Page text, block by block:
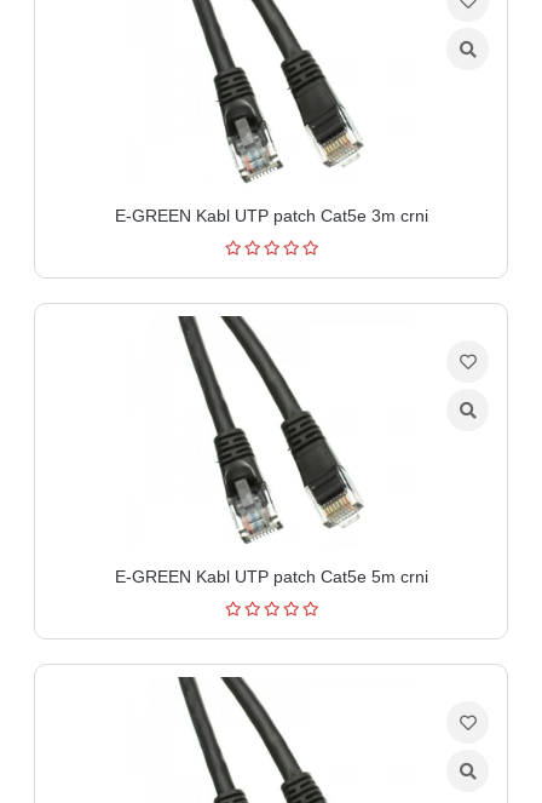
E-GREEN Kabl UTP patch Cat5e 3m crni
E-GREEN Kabl UTP patch Cat5e 5m crni